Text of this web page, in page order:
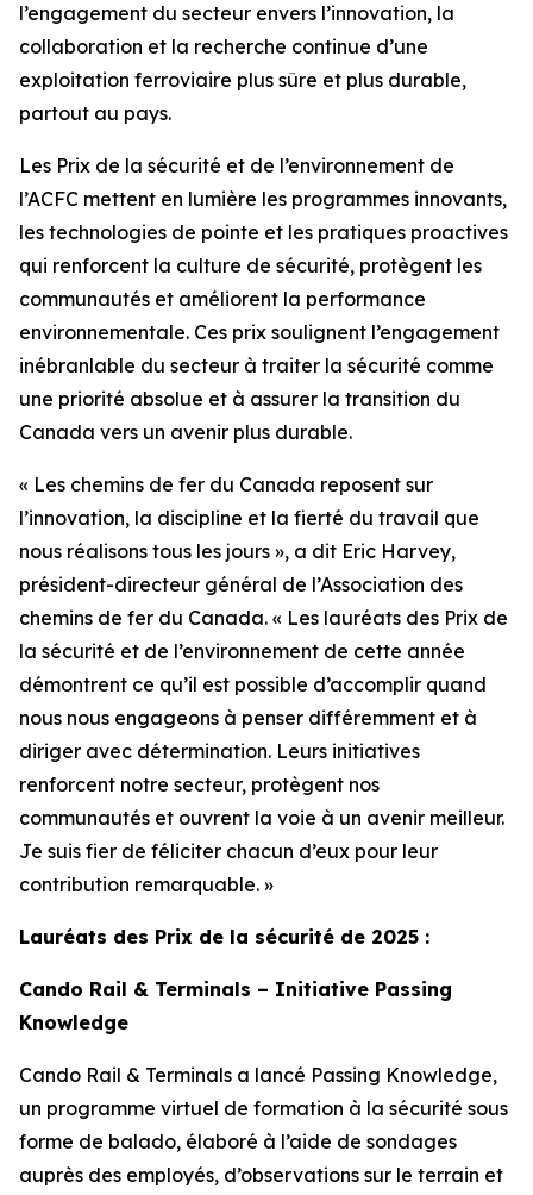
l’engagement du secteur envers l’innovation, la
collaboration et la recherche continue d’une
exploitation ferroviaire plus sûre et plus durable,
partout au pays.
Les Prix de la sécurité et de l’environnement de
l’ACFC mettent en lumière les programmes innovants,
les technologies de pointe et les pratiques proactives
qui renforcent la culture de sécurité, protègent les
communautés et améliorent la performance
environnementale. Ces prix soulignent l’engagement
inébranlable du secteur à traiter la sécurité comme
une priorité absolue et à assurer la transition du
Canada vers un avenir plus durable.
« Les chemins de fer du Canada reposent sur
l’innovation, la discipline et la fierté du travail que
nous réalisons tous les jours », a dit Eric Harvey,
président-directeur général de l’Association des
chemins de fer du Canada. « Les lauréats des Prix de
la sécurité et de l’environnement de cette année
démontrent ce qu’il est possible d’accomplir quand
nous nous engageons à penser différemment et à
diriger avec détermination. Leurs initiatives
renforcent notre secteur, protègent nos
communautés et ouvrent la voie à un avenir meilleur.
Je suis fier de féliciter chacun d’eux pour leur
contribution remarquable. »
Lauréats des Prix de la sécurité de 2025 :
Cando Rail & Terminals – Initiative Passing
Knowledge
Cando Rail & Terminals a lancé Passing Knowledge,
un programme virtuel de formation à la sécurité sous
forme de balado, élaboré à l’aide de sondages
auprès des employés, d’observations sur le terrain et